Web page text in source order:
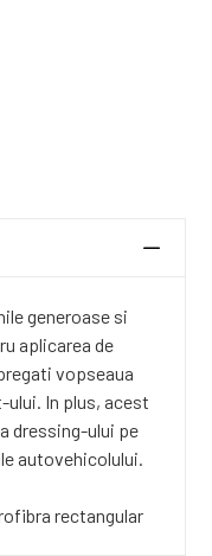
generoase si
aplicarea de
vopseaua
ului. In plus, acest
dressing-ului pe
autovehicolului.
rectangular